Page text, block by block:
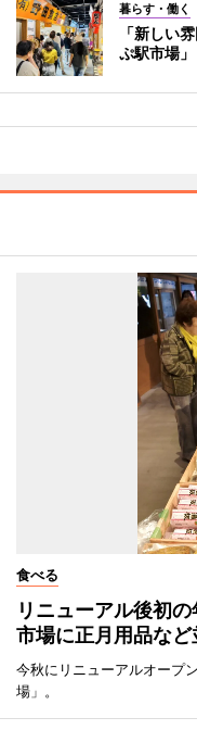
暮らす・働く
「新しい
ぷ駅市場
食べる
リニューアル後初
市場に正月用品など
今秋にリニューアルオープ
場」。